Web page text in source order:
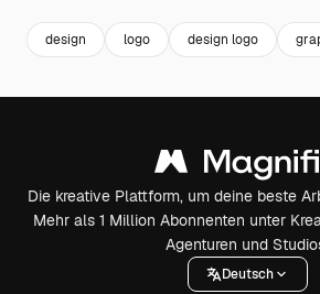
design logo design logo
Die kreative Plattform, um deine beste
Mehr als 1 Million Abonnenten unter
Agenturen und
Deutsch